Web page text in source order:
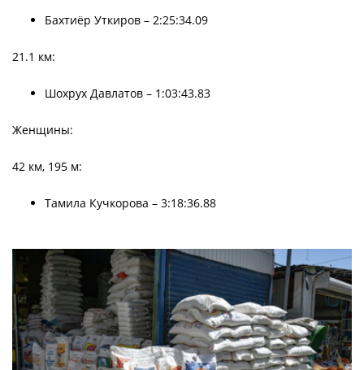
Бахтиёр Уткиров – 2:25:34.09
21.1 км:
Шохрух Давлатов – 1:03:43.83
Женщины:
42 км, 195 м:
Тамила Кучкорова – 3:18:36.88